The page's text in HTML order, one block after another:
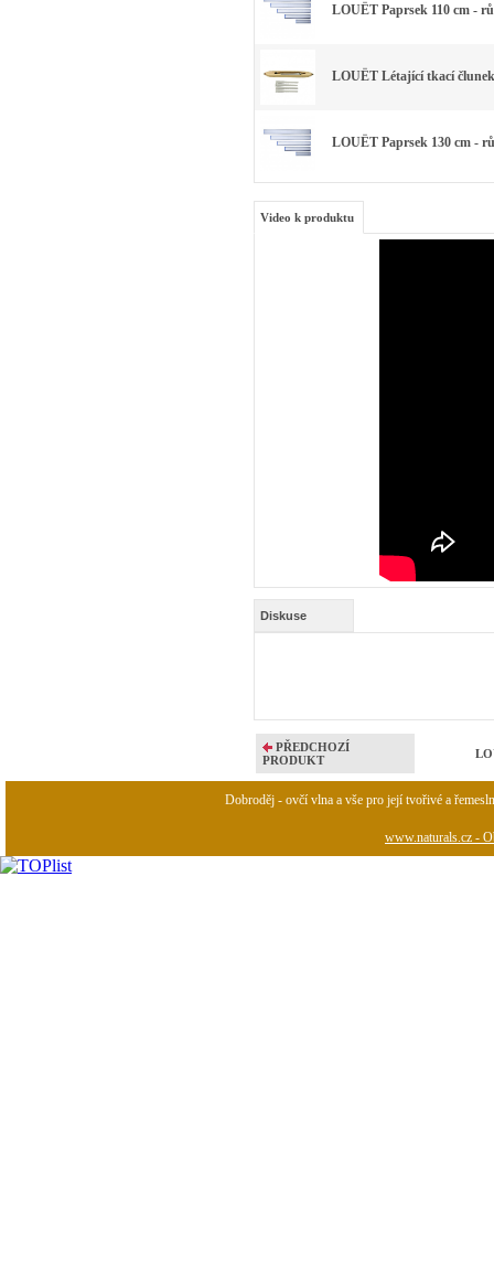
LOUËT Paprsek 110 cm -
LOUËT Létající tkací
LOUËT Paprsek 130 cm -
Video k produktu
Diskuse
PŘEDCHOZÍ
PRODUKT
Dobroděj - ovčí vlna a vše pro její tvořivé a
www.naturals.cz -